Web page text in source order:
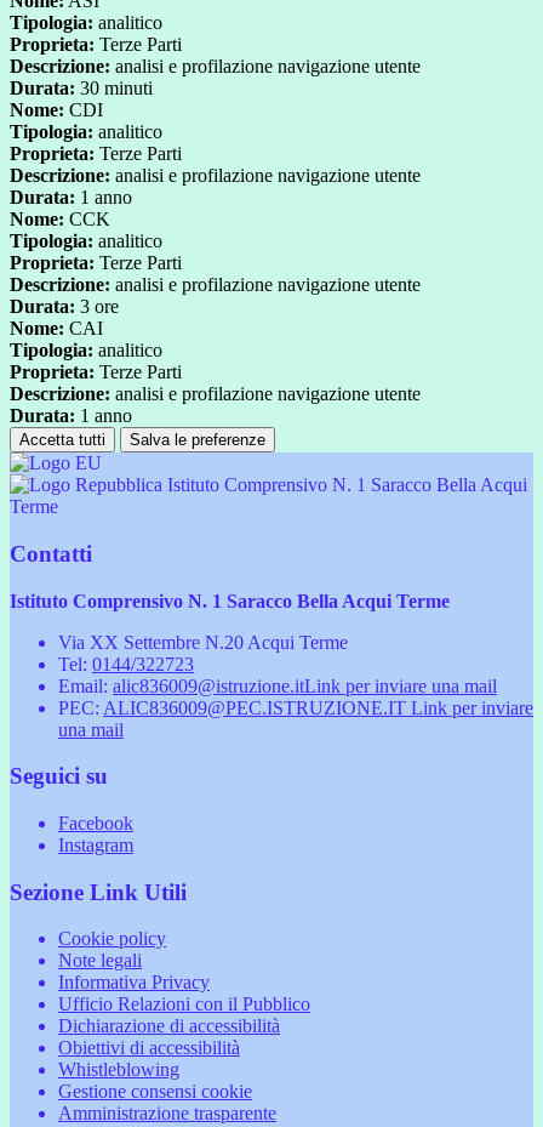
Tipologia: analitico
Proprieta: Terze Parti
Descrizione: analisi e profilazione navigazione utente
Durata: 30 minuti
Nome: CDI
Tipologia: analitico
Proprieta: Terze Parti
Descrizione: analisi e profilazione navigazione utente
Durata: 1 anno
Nome: CCK
Tipologia: analitico
Proprieta: Terze Parti
Descrizione: analisi e profilazione navigazione utente
Durata: 3 ore
Nome: CAI
Tipologia: analitico
Proprieta: Terze Parti
Descrizione: analisi e profilazione navigazione utente
Durata: 1 anno
Accetta tutti Salva le preferenze
Istituto Comprensivo N. 1 Saracco Bella Acqui
Terme
Contatti
Istituto Comprensivo N. 1 Saracco Bella Acqui Terme
Via XX Settembre N.20 Acqui Terme
Tel: 0144/322723
Email: alic836009@istruzione.itLink per inviare una mail
PEC: ALIC836009@PEC.ISTRUZIONE.IT Link per inviare
una mail
Seguici su
Facebook
Instagram
Sezione Link Utili
Cookie policy
Note legali
Informativa Privacy
Ufficio Relazioni con il Pubblico
Dichiarazione di accessibilità
Obiettivi di accessibilità
Whistleblowing
Gestione consensi cookie
Amministrazione trasparente